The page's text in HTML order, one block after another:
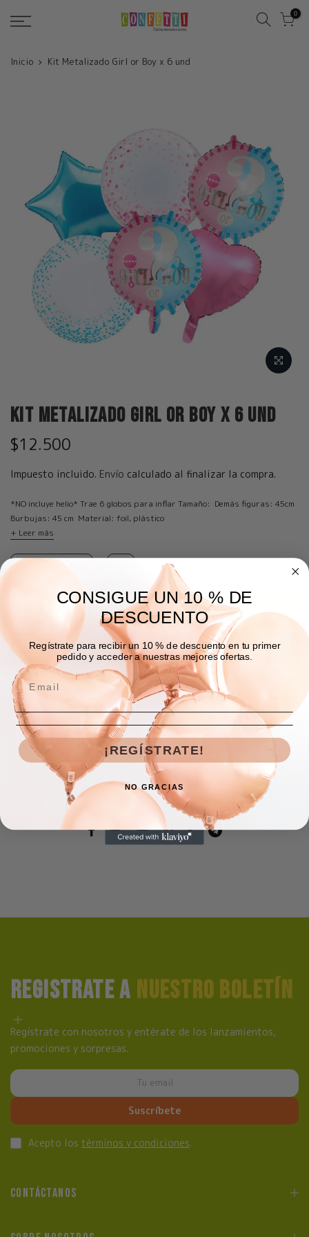
0
Inicio Kit Metalizado Girl or Boy x 6 und
Kit Metalizado Girl or Boy x 6 und
$12.500
Impuesto incluido. Envío calculado al finalizar la compra.
*NO incluye helio* Trae 6 globos para inflar Tamaño: Demás figuras: 45cm
Burbujas: 45 cm Material: foil, plástico
+ Leer más
AGREGAR A LA BOLSA
COMPRAR AHORA
Descripción
Envíos y devoluciones
Comentarios
REGISTRATE A NUESTRO BOLETÍN
Regístrate con nosotros y entérate de los lanzamientos,
promociones y sorpresas.
Suscríbete
Acepto los términos y condiciones.
CONTÁCTANOS
CONSIGUE UN 10 % DE
DESCUENTO
Regístrate para recibir un 10 % de descuento en tu primer
pedido y acceder a nuestras mejores ofertas.
¡REGÍSTRATE!
NO GRACIAS